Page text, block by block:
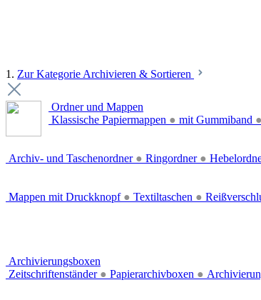
1. Zur Kategorie Archivieren & Sortieren
Ordner und Mappen
Klassische Papiermappen ● mit Gummiband ●
Archiv- und Taschenordner ● Ringordner ●
Mappen mit Druckknopf ● Textiltaschen ●
Archivierungsboxen
Zeitschriftenständer ● Papierarchivboxen ●